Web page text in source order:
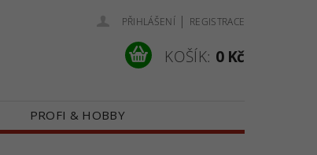
PŘIHLÁŠENÍ | REGISTRACE
KOŠÍK: 0 Kč
PROFI & HOBBY